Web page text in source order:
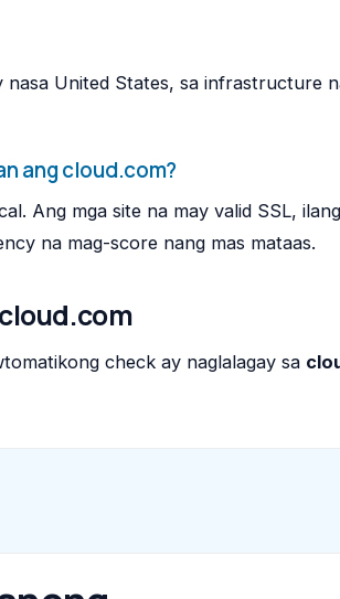
nasa United States, sa infrastructure
ang cloud.com?
Ang mga site na may valid SSL,
na mag-score nang mas mataas.
check ay naglalagay sa